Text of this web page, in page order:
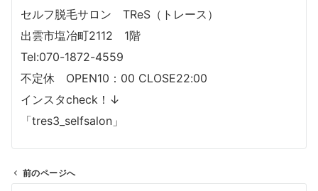
セルフ脱毛サロン TReS（トレース）
出雲市塩冶町2112 1階
Tel:070-1872-4559
不定休 OPEN10：00 CLOSE22:00
インスタcheck！↓
「tres3_selfsalon」
前のページへ